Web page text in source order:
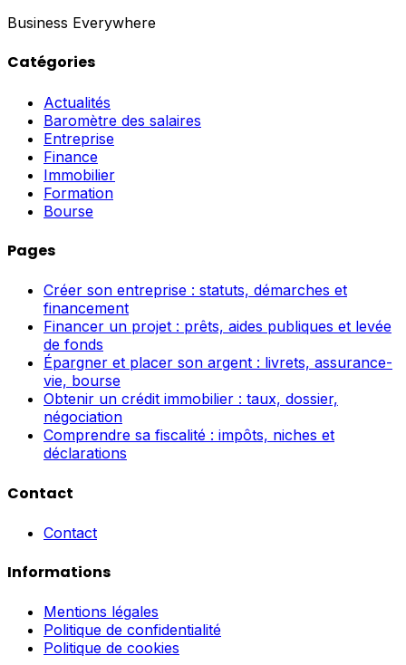
Business Everywhere
Catégories
Actualités
Baromètre des salaires
Entreprise
Finance
Immobilier
Formation
Bourse
Pages
Créer son entreprise : statuts, démarches et
financement
Financer un projet : prêts, aides publiques et levée
de fonds
Épargner et placer son argent : livrets, assurance-
vie, bourse
Obtenir un crédit immobilier : taux, dossier,
négociation
Comprendre sa fiscalité : impôts, niches et
déclarations
Contact
Contact
Informations
Mentions légales
Politique de confidentialité
Politique de cookies